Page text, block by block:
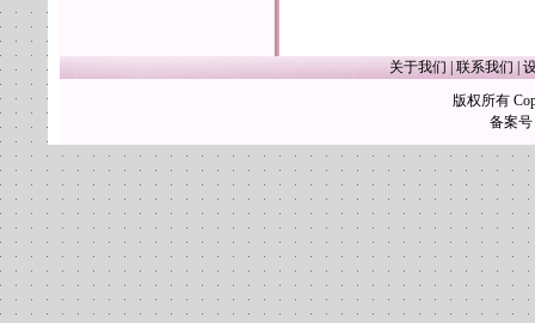
关于我们 联系我们
版权所有
备案号